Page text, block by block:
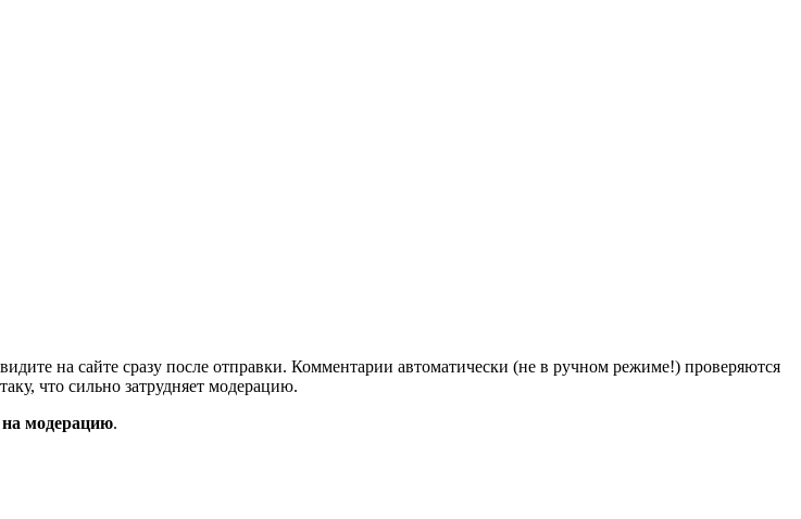
на сайте сразу после отправки. Комментарии автоматически (не в ручном режиме!) проверяются
что сильно затрудняет модерацию.
на модерацию.